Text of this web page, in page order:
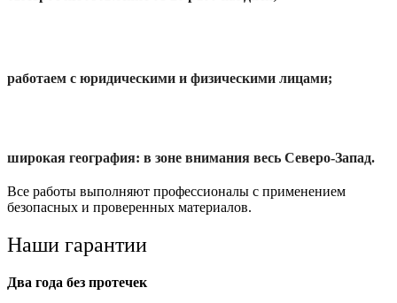
работаем с юридическими и физическими лицами;
широкая география: в зоне внимания весь Северо-Запад.
Все работы выполняют профессионалы с применением
безопасных и проверенных материалов.
Наши гарантии
Два года без протечек